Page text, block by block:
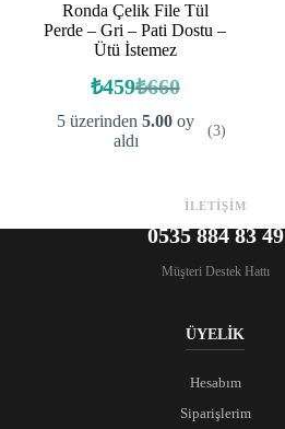
Ronda Çelik File Tül
Perde – Gri – Pati Dostu –
Ütü İstemez
₺660
Orijinal
fiyat:
₺660.
₺459Şu
andaki
fiyat:
5 üzerinden5.00 oy
aldı
(3)
İLETİŞİM
0535 884 83 49
Müşteri Destek Hattı
ÜYELİK
Hesabım
Siparişlerim